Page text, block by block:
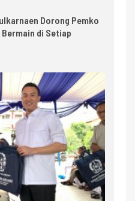
Dorong Pemko
Bermain di Setiap